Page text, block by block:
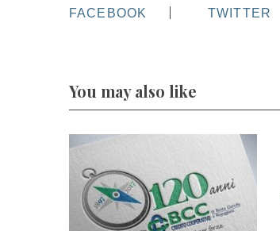
FACEBOOK TWITTER
You may also like